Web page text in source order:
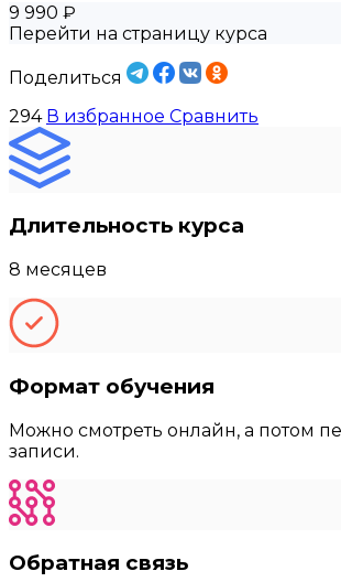
9 990 ₽
Перейти на страницу курса
Поделиться
294 В избранное Сравнить
Длительность курса
8 месяцев
Формат обучения
Можно смотреть онлайн, а потом
записи.
Обратная связь